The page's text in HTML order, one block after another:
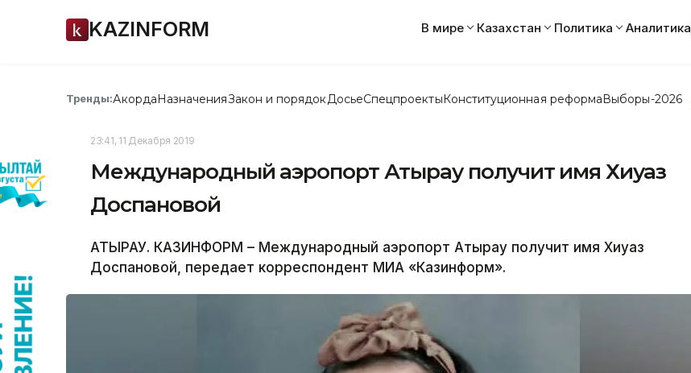
KAZINFORM В мире Казахстан Политика Аналитика
Тренды:АкордаНазначенияЗакон и порядок ДосьеСпецпроектыКонституционная реформаВыборы-2026
23:41, 11 Декабря 2019
Международный аэропорт Атырау получит имя Хиуаз
Доспановой
АТЫРАУ. КАЗИНФОРМ – Международный аэропорт Атырау получит имя Хиуаз
Доспановой, передает корреспондент МИА «Казинформ».